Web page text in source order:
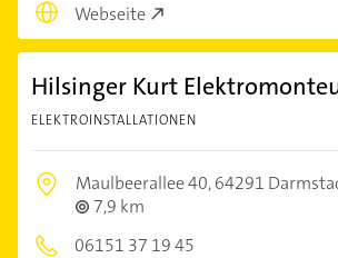
Webseite
Hilsinger Kurt
ELEKTROINSTALLATIONEN
Maulbeerallee 40,64291
7,9 km
06151 37 19 45